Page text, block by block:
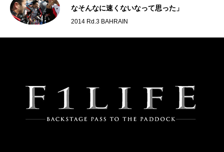
なそんなに速くないなって思った」
2014 Rd.3 BAHRAIN